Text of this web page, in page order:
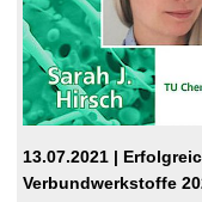
13.07.2021 |
Verbundwerkstoffe